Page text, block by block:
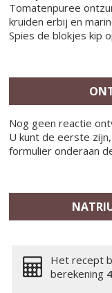
Tomatenpuree
kruiden erbij en
Spies de blokjes kip
Nog geen reactie
U kunt de eerste
formulier onderaan
Het recept
berekening